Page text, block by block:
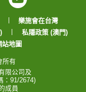
YouTube
樂施會在台灣
私隱政策 (澳門)
站地圖
所有
限公司及
：91/2674)
成員